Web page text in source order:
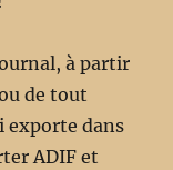
à partir
de tout
exporte dans
ADIF et